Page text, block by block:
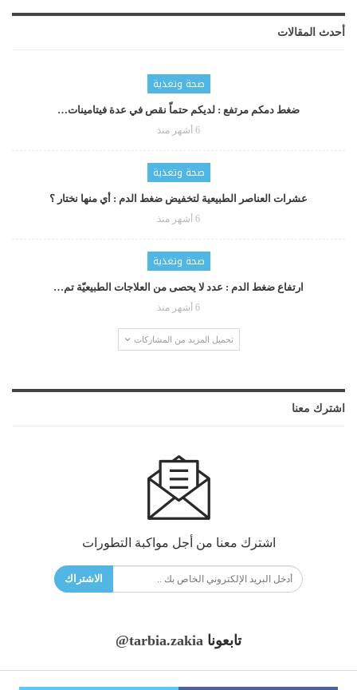
أحدث المقالات
صحة وتغذية
ضغط دمكم مرتفع : لديكم حتماّ نقص في عدة فيتامينات…
6 أشهر منذ
صحة وتغذية
عشرات العناصر الطبيعية لتخفيض ضغط الدم : أي منها نختار ؟
6 أشهر منذ
صحة وتغذية
ارتفاع ضغط الدم : عدد لا يحصى من العلاجات الطبيعيّة تم…
6 أشهر منذ
تحميل المزيد من المشاركات
اشترك معنا
اشترك معنا من أجل مواكبة التطورات
الاشتراك
تابعونا @tarbia.zakia